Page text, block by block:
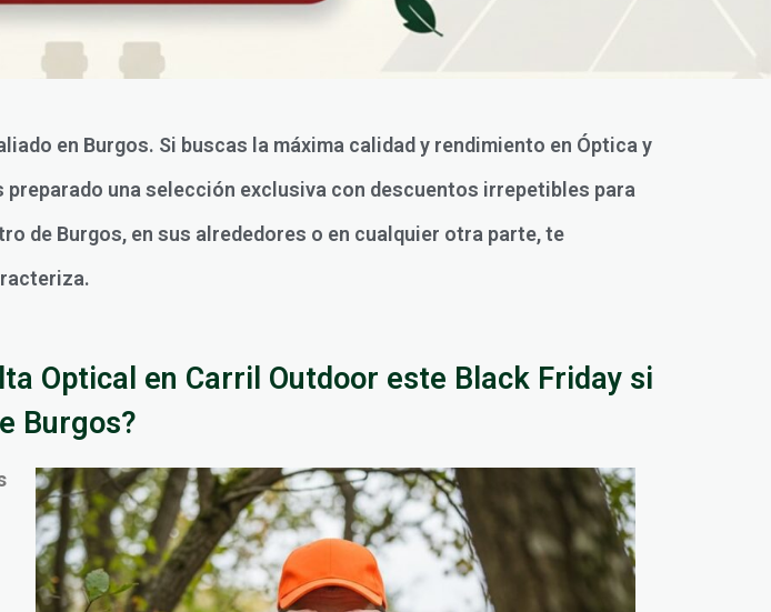
en Burgos. Si buscas la máxima calidad y rendimiento en Óptica y
una selección exclusiva con descuentos irrepetibles para
de Burgos, en sus alrededores o en cualquier otra parte, te
Optical en Carril Outdoor este Black Friday si
Burgos?